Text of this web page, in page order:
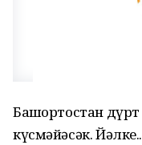
Башҡортостан
күсмәйәсәк.